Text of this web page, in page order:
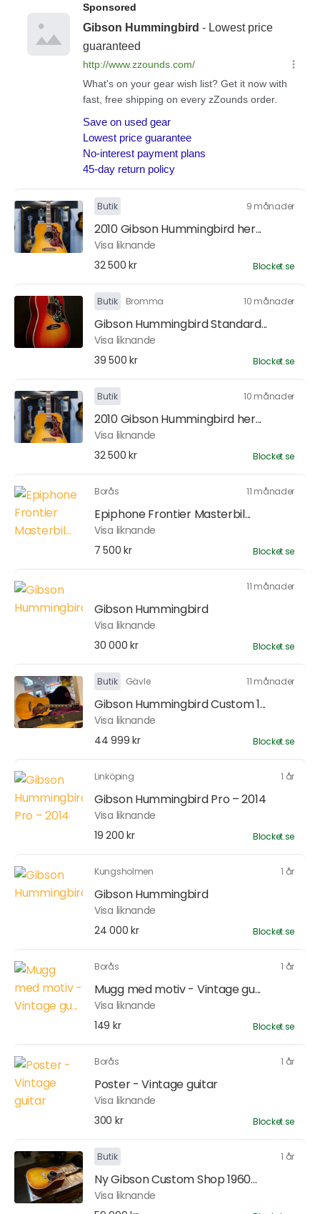
Butik 9 månader
2010 Gibson Hummingbird her...
Visa liknande
32 500 kr
Blocket.se
Butik Bromma 10 månader
Gibson Hummingbird Standard...
Visa liknande
39 500 kr
Blocket.se
Butik 10 månader
2010 Gibson Hummingbird her...
Visa liknande
32 500 kr
Blocket.se
Borås 11 månader
Epiphone Frontier Masterbil...
Visa liknande
7 500 kr
Blocket.se
11 månader
Gibson Hummingbird
Visa liknande
30 000 kr
Blocket.se
Butik Gävle 11 månader
Gibson Hummingbird Custom 1...
Visa liknande
44 999 kr
Blocket.se
Linköping 1 år
Gibson Hummingbird Pro – 2014
Visa liknande
19 200 kr
Blocket.se
Kungsholmen 1 år
Gibson Hummingbird
Visa liknande
24 000 kr
Blocket.se
Borås 1 år
Mugg med motiv - Vintage gu...
Visa liknande
149 kr
Blocket.se
Borås 1 år
Poster - Vintage guitar
Visa liknande
300 kr
Blocket.se
Butik 1 år
Ny Gibson Custom Shop 1960...
Visa liknande